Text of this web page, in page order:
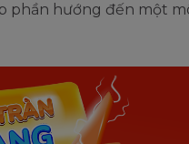
phần hướng đến một